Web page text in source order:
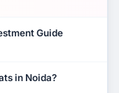
Guide
in Noida?